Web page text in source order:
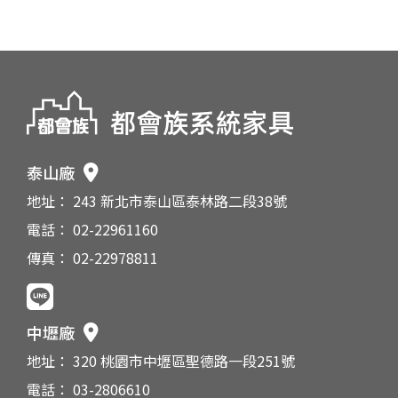
泰山廠
地址： 243 新北市泰山區泰林路二段38號
電話： 02-22961160
傳真： 02-22978811
中壢廠
地址： 320 桃園市中壢區聖德路一段251號
電話： 03-2806610